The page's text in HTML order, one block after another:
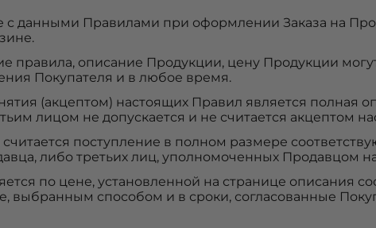
с данными Правилами при оформлении Заказа на
правила, описание Продукции, цену Продукции
Покупателя и в любое время.
(акцептом) настоящих Правил является полная
лицом не допускается и не считается акцептом
поступление в полном размере
либо третьих лиц, уполномоченных Продавцом
по цене, установленной на странице описания
выбранным способом и в сроки, согласованные